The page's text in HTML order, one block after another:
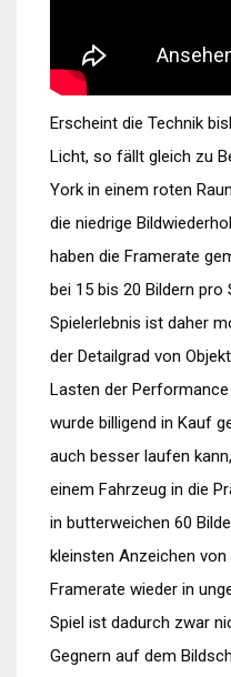
Erscheint die Technik
Licht, so fällt gleich zu
York in einem roten
die niedrige
haben die Framerate
bei 15 bis 20 Bildern pro
Spielerlebnis ist daher
der Detailgrad von
Lasten der
wurde billigend in Kauf
auch besser laufen
einem Fahrzeug in die
in butterweichen 60
kleinsten Anzeichen
Framerate wieder in
Spiel ist dadurch zwar
Gegnern auf dem